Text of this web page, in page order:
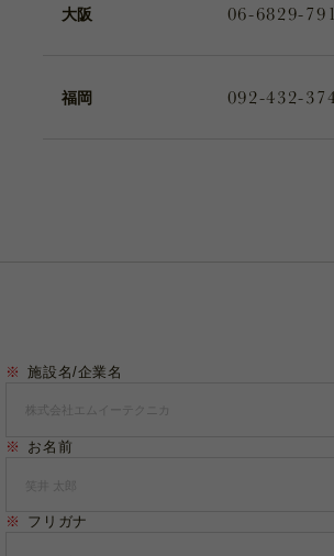
大阪 06-6829-
福岡 092-432-
※ 施設名/企業名
※ お名前
※ フリガナ